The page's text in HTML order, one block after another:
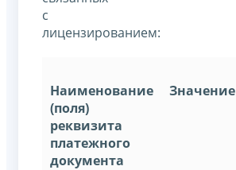
с
лицензированием:
Наименование
(поля)
реквизита
платежного
документа
Значение